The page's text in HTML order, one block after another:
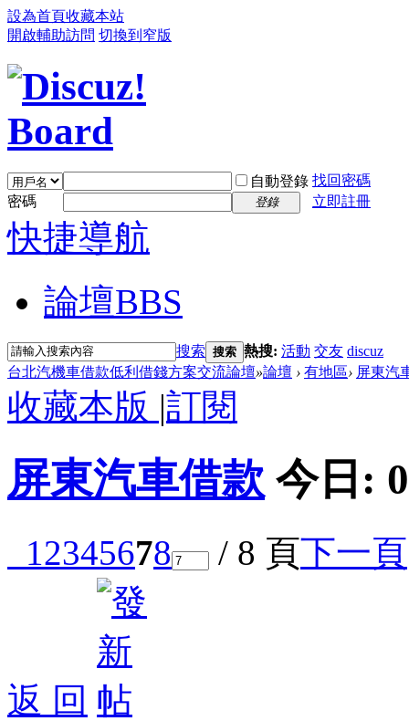
設為首頁收藏本站
開啟輔助訪問 切換到窄版
自動登錄 找回密碼
密碼
登錄 立即註冊
快捷導航
論壇BBS
搜索 搜索 熱搜: 活動 交友 discuz
台北汽機車借款低利借錢方案交流論壇»論壇 › 有地區› 屏東汽
收藏本版 |訂閱
屏東汽車借款 今日: 0
12345678 / 8 頁下一頁
返 回